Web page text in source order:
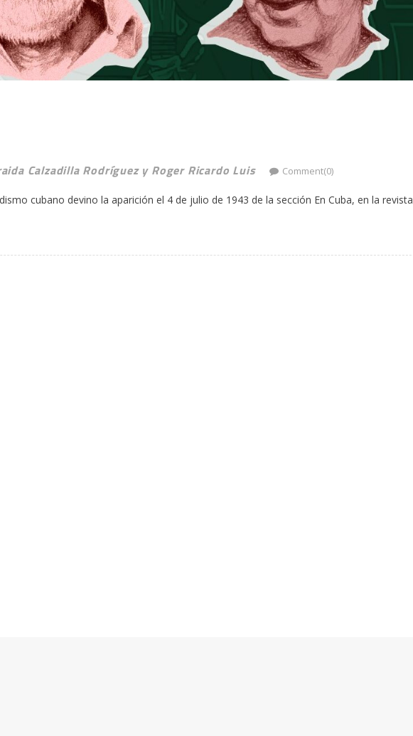
Calzadilla Rodríguez y Roger Ricardo Luis Comment(0)
cubano devino la aparición el 4 de julio de 1943 de la sección En Cuba, en la revista